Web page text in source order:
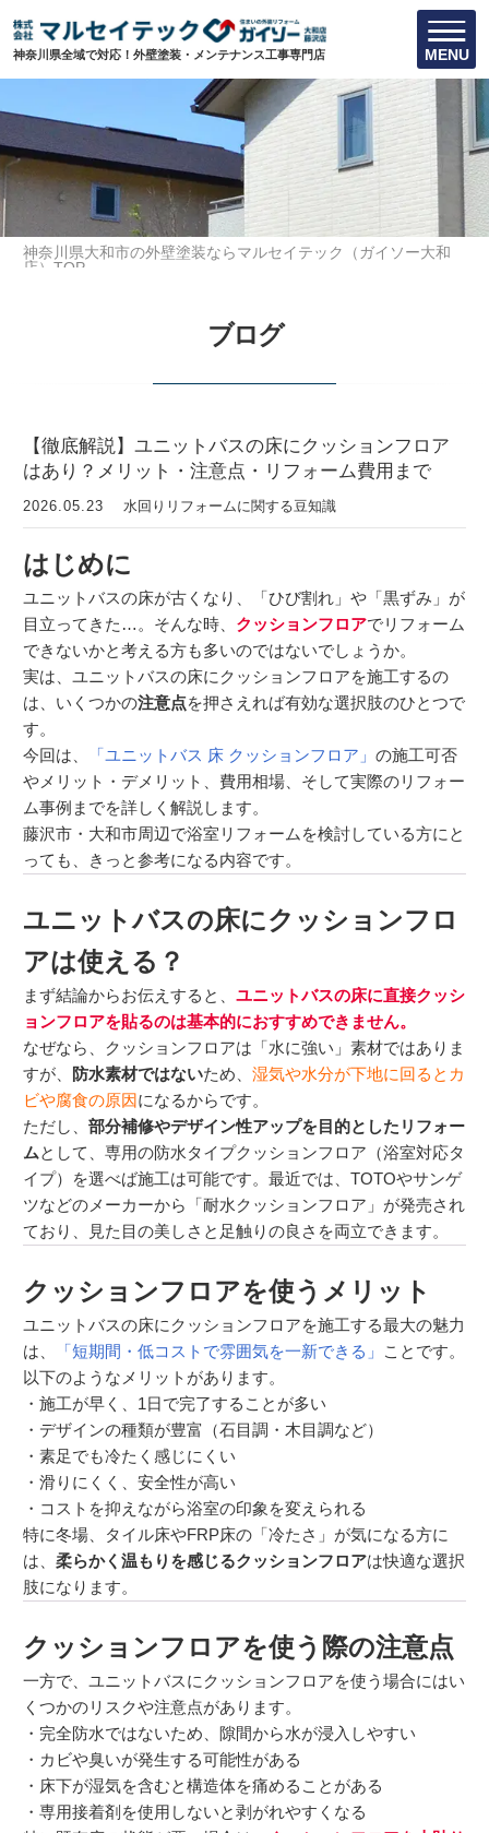
神奈川県全域で対応！外壁塗装・メンテナンス工事専門店 MENU
神奈川県大和市の外壁塗装ならマルセイテック（ガイソー大和
店）TOP
【徹底解説】ユニットバスの床にクッションフロアはあり？メリ
ット・注意点・リフォーム費用まで
ブログ
【徹底解説】ユニットバスの床にクッションフロア
はあり？メリット・注意点・リフォーム費用まで
2026.05.23 水回りリフォームに関する豆知識
はじめに
ユニットバスの床が古くなり、「ひび割れ」や「黒ずみ」が
目立ってきた…。そんな時、 クッションフロアでリフォーム
できないかと考える方も多いのではないでしょうか。
実は、ユニットバスの床にクッションフロアを施工するの
は、いくつかの注意点を押さえれば有効な選択肢のひとつで
す。
今回は、
「ユニットバス 床 クッションフロア」 の施工可否
やメリット・デメリット、費用相場、そして実際のリフォー
ム事例までを詳しく解説します。
藤沢市・大和市周辺で浴室リフォームを検討している方にと
っても、きっと参考になる内容です。
ユニットバスの床にクッションフロ
アは使える？
まず結論からお伝えすると、 ユニットバスの床に直接クッシ
ョンフロアを貼るのは基本的におすすめできません。
なぜなら、クッションフロアは「水に強い」素材ではありま
すが、
防水素材ではないため、 湿気や水分が下地に回るとカ
ビや腐食の原因になるからです。
ただし、 部分補修やデザイン性アップを目的としたリフォー
ムとして、専用の防水タイプクッションフロア（浴室対応タ
イプ）を選べば施工は可能です。最近では、TOTOやサンゲ
ツなどのメーカーから「耐水クッションフロア」が発売され
ており、見た目の美しさと足触りの良さを両立できます。
クッションフロアを使うメリット
ユニットバスの床にクッションフロアを施工する最大の魅力
は、
「短期間・低コストで雰囲気を一新できる」
ことです。
以下のようなメリットがあります。
・施工が早く、1日で完了することが多い
・デザインの種類が豊富（石目調・木目調など）
・素足でも冷たく感じにくい
・滑りにくく、安全性が高い
・コストを抑えながら浴室の印象を変えられる
特に冬場、タイル床やFRP床の「冷たさ」が気になる方に
は、 柔らかく温もりを感じるクッションフロアは快適な選択
肢になります。
クッションフロアを使う際の注意点
一方で、ユニットバスにクッションフロアを使う場合にはい
くつかのリスクや注意点があります。
・完全防水ではないため、隙間から水が浸入しやすい
・カビや臭いが発生する可能性がある
・床下が湿気を含むと構造体を痛めることがある
・専用接着剤を使用しないと剥がれやすくなる